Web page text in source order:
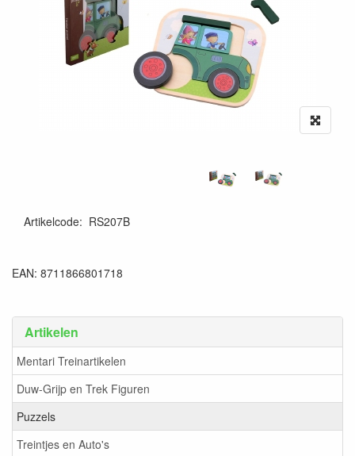
Artikelen
Mentari Treinartikelen
Duw-Grijp en Trek Figuren
Puzzels
Treintjes en Auto's
Artikelcode: RS207B
EAN: 8711866801718